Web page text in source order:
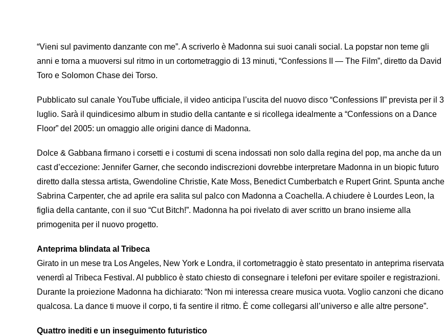
“Vieni sul pavimento danzante con me”. A scriverlo è Madonna sui suoi canali social. La popstar non teme gli
anni e torna a muoversi sul ritmo in un cortometraggio di 13 minuti, “Confessions II — The Film”, diretto da David
Toro e Solomon Chase dei Torso.
Pubblicato sul canale YouTube ufficiale, il video anticipa l’uscita del nuovo disco “Confessions II” prevista per il 3
luglio. Sarà il quindicesimo album in studio della cantante e si ricollega idealmente a “Confessions on a Dance
Floor” del 2005: un omaggio alle origini dance di Madonna.
Dolce & Gabbana firmano i corsetti e i costumi di scena indossati non solo dalla regina del pop, ma anche da un
cast d’eccezione: Jennifer Garner, che secondo indiscrezioni dovrebbe interpretare Madonna in un biopic futuro
diretto dalla stessa artista, Gwendoline Christie, Kate Moss, Benedict Cumberbatch e Rupert Grint. Spunta anche
Sabrina Carpenter, che ad aprile era salita sul palco con Madonna a Coachella. A chiudere è Lourdes Leon, la
figlia della cantante, con il suo “Cut Bitch!”. Madonna ha poi rivelato di aver scritto un brano insieme alla
primogenita per il nuovo progetto.
Anteprima blindata al Tribeca
Girato in un mese tra Los Angeles, New York e Londra, il cortometraggio è stato presentato in anteprima riservata
venerdì al Tribeca Festival. Al pubblico è stato chiesto di consegnare i telefoni per evitare spoiler e registrazioni.
Durante la proiezione Madonna ha dichiarato: “Non mi interessa creare musica vuota. Voglio canzoni che dicano
qualcosa. La dance ti muove il corpo, ti fa sentire il ritmo. È come collegarsi all’universo e alle altre persone”.
Quattro inediti e un inseguimento futuristico